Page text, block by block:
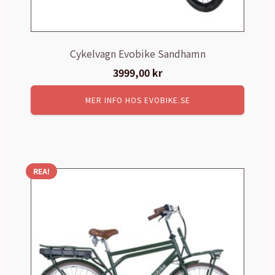
Cykelvagn Evobike Sandhamn
3999,00 kr
MER INFO HOS EVOBIKE.SE
REA!